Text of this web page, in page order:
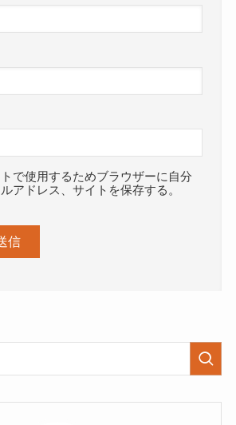
で使用するためブラウザーに自分
アドレス、サイトを保存する。